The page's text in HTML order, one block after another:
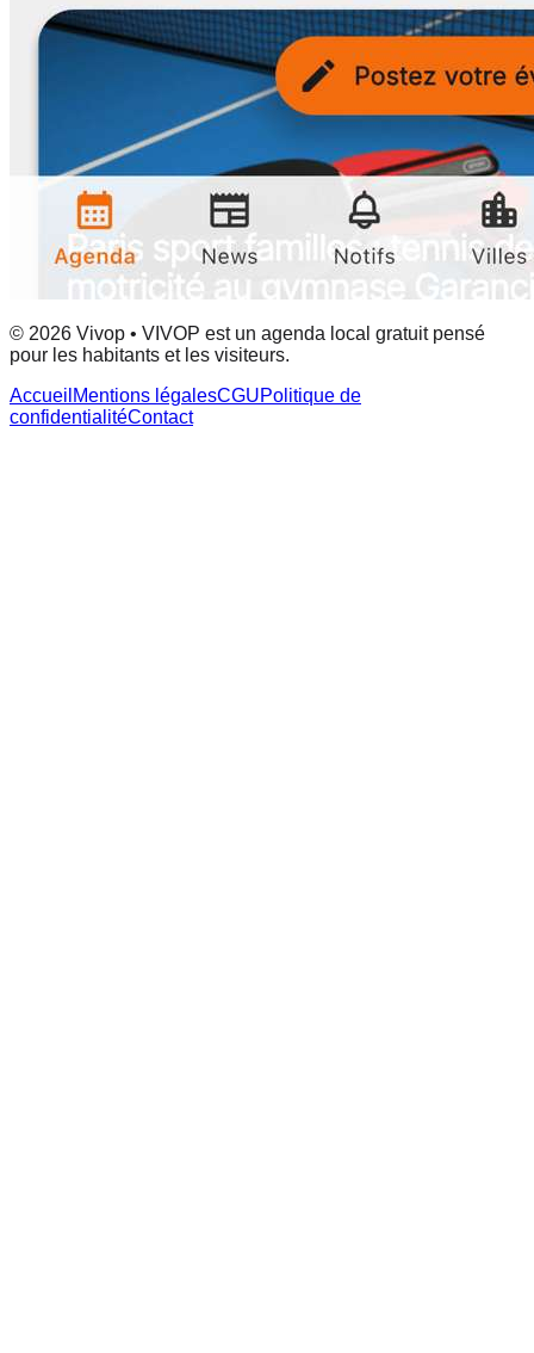
© 2026 Vivop • VIVOP est un agenda local gratuit pensé
pour les habitants et les visiteurs.
Accueil Mentions légalesCGUPolitique de
confidentialitéContact